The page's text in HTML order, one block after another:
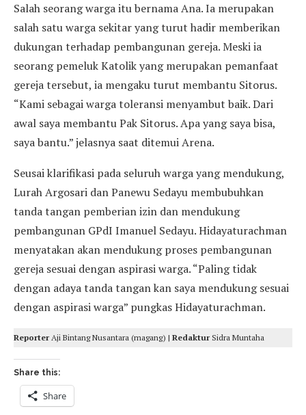
Salah seorang warga itu bernama Ana. Ia merupakan
salah satu warga sekitar yang turut hadir memberikan
dukungan terhadap pembangunan gereja. Meski ia
seorang pemeluk Katolik yang merupakan pemanfaat
gereja tersebut, ia mengaku turut membantu Sitorus.
“Kami sebagai warga toleransi menyambut baik. Dari
awal saya membantu Pak Sitorus. Apa yang saya bisa,
saya bantu.” jelasnya saat ditemui Arena.
Seusai klarifikasi pada seluruh warga yang mendukung,
Lurah Argosari dan Panewu Sedayu membubuhkan
tanda tangan pemberian izin dan mendukung
pembangunan GPdI Imanuel Sedayu. Hidayaturachman
menyatakan akan mendukung proses pembangunan
gereja sesuai dengan aspirasi warga. “Paling tidak
dengan adaya tanda tangan kan saya mendukung sesuai
dengan aspirasi warga” pungkas Hidayaturachman.
Reporter Aji Bintang Nusantara (magang) | Redaktur Sidra Muntaha
Share this:
Share